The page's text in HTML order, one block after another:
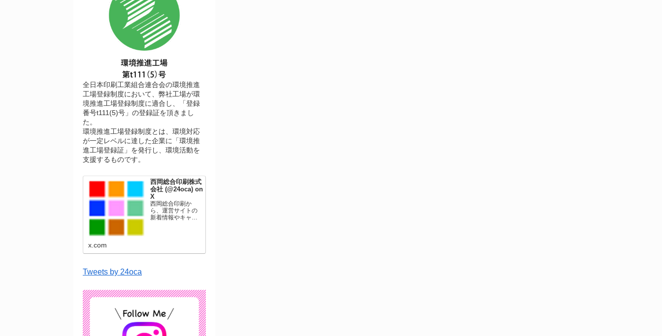
全日本印刷工業組合連合会の環境推進
工場登録制度において、弊社工場が環
境推進工場登録制度に適合し、「登録
番号t111(5)号」の登録証を頂きまし
た。
環境推進工場登録制度とは、環境対応
が一定レベルに達した企業に「環境推
進工場登録証」を発行し、環境活動を
支援するものです。
西岡総合印刷株式
会社 (@24oca) on
X
西岡総合印刷か
ら、運営サイトの
新着情報やキャン
ています。
x.com
Tweets by 24oca